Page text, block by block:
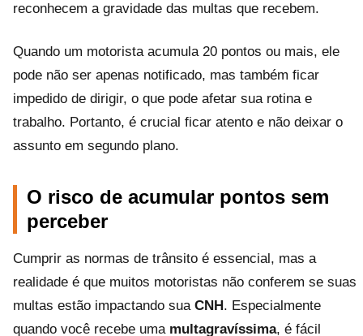
reconhecem a gravidade das multas que recebem.
Quando um motorista acumula 20 pontos ou mais, ele
pode não ser apenas notificado, mas também ficar
impedido de dirigir, o que pode afetar sua rotina e
trabalho. Portanto, é crucial ficar atento e não deixar o
assunto em segundo plano.
O risco de acumular pontos sem
perceber
Cumprir as normas de trânsito é essencial, mas a
realidade é que muitos motoristas não conferem se suas
multas estão impactando sua CNH . Especialmente
quando você recebe uma multagravíssima, é fácil